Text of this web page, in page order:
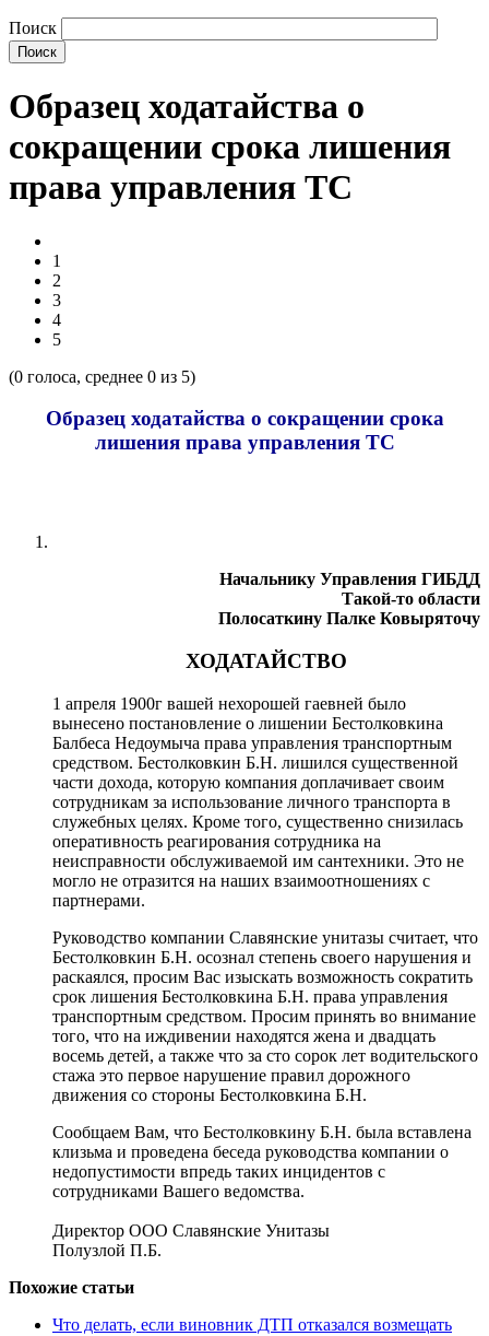
Поиск
Образец ходатайства о
сокращении срока лишения
права управления ТС
1
2
3
4
5
(0 голоса, среднее 0 из 5)
Образец ходатайства о сокращении срока
лишения права управления ТС
Начальнику Управления ГИБДД
Такой-то области
Полосаткину Палке Ковыряточу
ХОДАТАЙСТВО
1 апреля 1900г вашей нехорошей гаевней было
вынесено постановление о лишении Бестолковкина
Балбеса Недоумыча права управления транспортным
средством. Бестолковкин Б.Н. лишился существенной
части дохода, которую компания доплачивает своим
сотрудникам за использование личного транспорта в
служебных целях. Кроме того, существенно снизилась
оперативность реагирования сотрудника на
неисправности обслуживаемой им сантехники. Это не
могло не отразится на наших взаимоотношениях с
партнерами.
Руководство компании Славянские унитазы считает, что
Бестолковкин Б.Н. осознал степень своего нарушения и
раскаялся, просим Вас изыскать возможность сократить
срок лишения Бестолковкина Б.Н. права управления
транспортным средством. Просим принять во внимание
того, что на иждивении находятся жена и двадцать
восемь детей, а также что за сто сорок лет водительского
стажа это первое нарушение правил дорожного
движения со стороны Бестолковкина Б.Н.
Сообщаем Вам, что Бестолковкину Б.Н. была вставлена
клизьма и проведена беседа руководства компании о
недопустимости впредь таких инцидентов с
сотрудниками Вашего ведомства.
Директор ООО Славянские Унитазы
Полузлой П.Б.
Похожие статьи
Что делать, если виновник ДТП отказался возмещать